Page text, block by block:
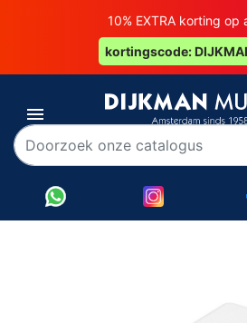
10% EXTRA korting op
kortingscode: